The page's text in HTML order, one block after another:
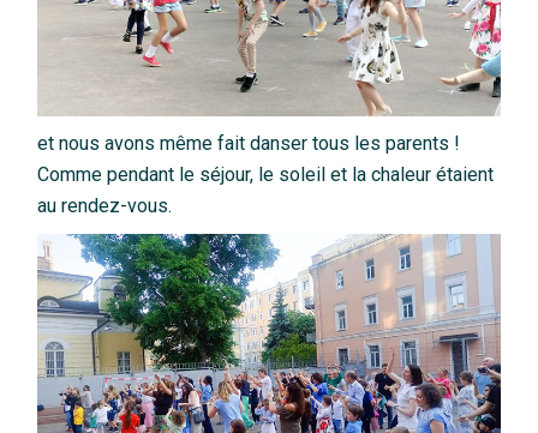
et nous avons même fait danser tous les parents !
Comme pendant le séjour, le soleil et la chaleur étaient
au rendez-vous.